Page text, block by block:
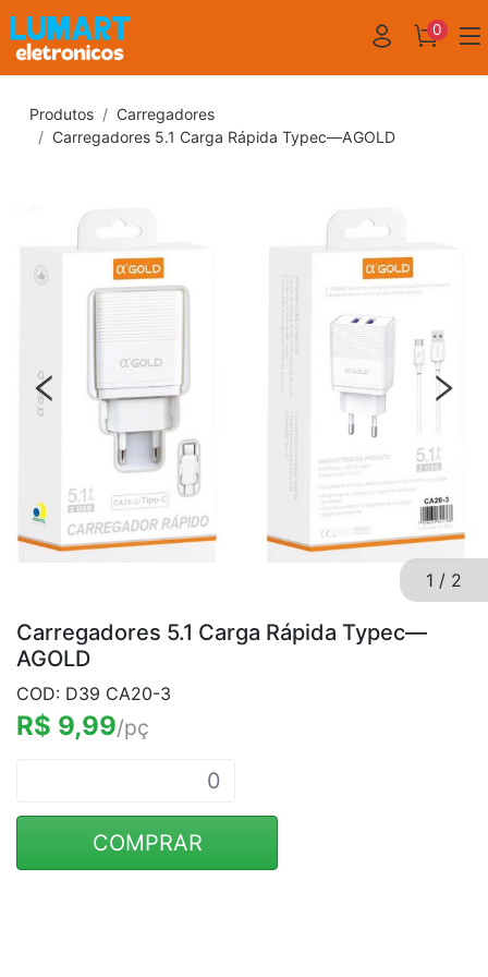
0
Produtos
Carregadores
Carregadores 5.1 Carga Rápida Typec—AGOLD
1 / 2
Carregadores 5.1 Carga Rápida Typec—
AGOLD
COD: D39 CA20-3
R$ 9,99/pç
COMPRAR